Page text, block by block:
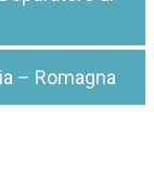
– Romagna